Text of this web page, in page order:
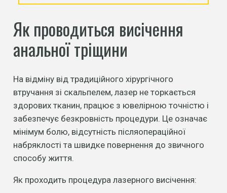
Як проводиться висічення
анальної тріщини
На відміну від традиційного хірургічного
втручання зі скальпелем, лазер не торкається
здорових тканин, працює з ювелірною точністю і
забезпечує безкровність процедури. Це означає
мінімум болю, відсутність післяопераційної
набряклості та швидке повернення до звичного
способу життя.
Як проходить процедура лазерного висічення: